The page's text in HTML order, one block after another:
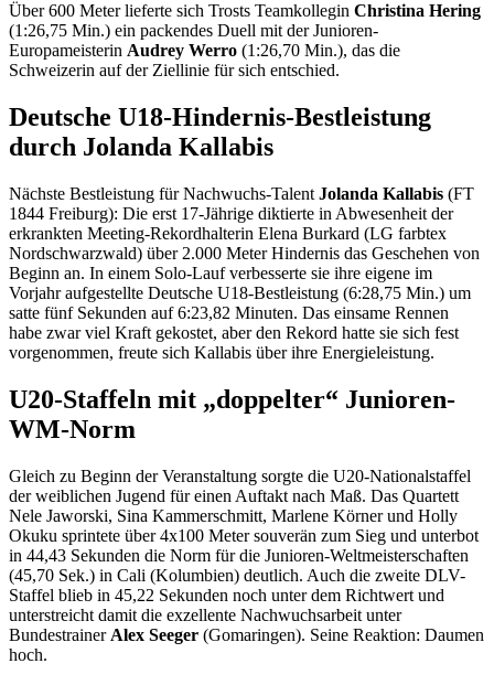
Über 600 Meter lieferte sich Trosts Teamkollegin Christina Hering
(1:26,75 Min.) ein packendes Duell mit der Junioren-
Europameisterin Audrey Werro (1:26,70 Min.), das die
Schweizerin auf der Ziellinie für sich entschied.
Deutsche U18-Hindernis-Bestleistung
durch Jolanda Kallabis
Nächste Bestleistung für Nachwuchs-Talent Jolanda Kallabis (FT
1844 Freiburg): Die erst 17-Jährige diktierte in Abwesenheit der
erkrankten Meeting-Rekordhalterin Elena Burkard (LG farbtex
Nordschwarzwald) über 2.000 Meter Hindernis das Geschehen von
Beginn an. In einem Solo-Lauf verbesserte sie ihre eigene im
Vorjahr aufgestellte Deutsche U18-Bestleistung (6:28,75 Min.) um
satte fünf Sekunden auf 6:23,82 Minuten. Das einsame Rennen
habe zwar viel Kraft gekostet, aber den Rekord hatte sie sich fest
vorgenommen, freute sich Kallabis über ihre Energieleistung.
U20-Staffeln mit „doppelter“ Junioren-
WM-Norm
Gleich zu Beginn der Veranstaltung sorgte die U20-Nationalstaffel
der weiblichen Jugend für einen Auftakt nach Maß. Das Quartett
Nele Jaworski, Sina Kammerschmitt, Marlene Körner und Holly
Okuku sprintete über 4x100 Meter souverän zum Sieg und unterbot
in 44,43 Sekunden die Norm für die Junioren-Weltmeisterschaften
(45,70 Sek.) in Cali (Kolumbien) deutlich. Auch die zweite DLV-
Staffel blieb in 45,22 Sekunden noch unter dem Richtwert und
unterstreicht damit die exzellente Nachwuchsarbeit unter
Bundestrainer Alex Seeger (Gomaringen). Seine Reaktion: Daumen
hoch.